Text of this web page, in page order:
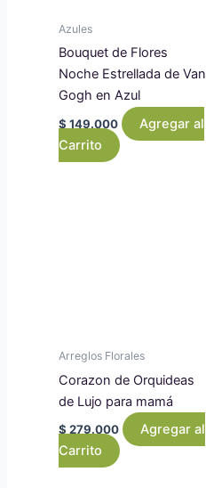
Azules
Bouquet de Flores
Noche Estrellada de Van
Gogh en Azul
$ 149.000
Agregar al
Carrito
Arreglos Florales
Corazon de Orquideas
de Lujo para mamá
$ 279.000
Agregar al
Carrito